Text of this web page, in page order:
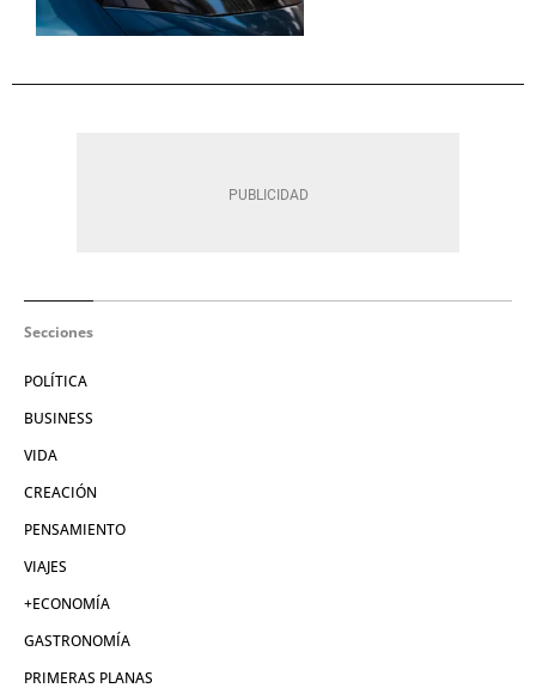
Secciones
POLÍTICA
BUSINESS
VIDA
CREACIÓN
PENSAMIENTO
VIAJES
+ECONOMÍA
GASTRONOMÍA
PRIMERAS PLANAS